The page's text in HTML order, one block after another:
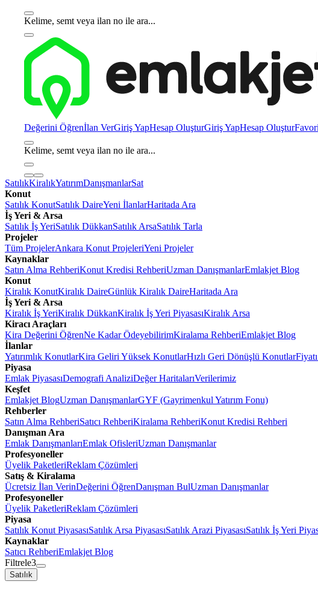
Kelime, semt veya ilan no ile ara...
Değerini Öğrenİlan VerGiriş YapHesap OluşturGiriş YapHesap Oluştur
Kelime, semt veya ilan no ile ara...
SatılıkKiralıkYatırımDanışmanlarSat
Konut
Satılık KonutSatılık DaireYeni İlanlarHaritada Ara
İş Yeri & Arsa
Satılık İş YeriSatılık DükkanSatılık ArsaSatılık Tarla
Projeler
Tüm ProjelerAnkara Konut ProjeleriYeni Projeler
Kaynaklar
Satın Alma RehberiKonut Kredisi RehberiUzman DanışmanlarEmlakjet Blog
Konut
Kiralık KonutKiralık DaireGünlük Kiralık DaireHaritada Ara
İş Yeri & Arsa
Kiralık İş YeriKiralık DükkanKiralık İş Yeri PiyasasıKiralık Arsa
Kiracı Araçları
Kira Değerini ÖğrenNe Kadar ÖdeyebilirimKiralama RehberiEmlakjet Blog
İlanlar
Yatırımlık KonutlarKira Geliri Yüksek KonutlarHızlı Geri Dönüşlü Konutlar
Piyasa
Emlak PiyasasıDemografi AnaliziDeğer HaritalarıVerilerimiz
Keşfet
Emlakjet BlogUzman DanışmanlarGYF (Gayrimenkul Yatırım Fonu)
Rehberler
Satın Alma RehberiSatıcı RehberiKiralama RehberiKonut Kredisi Rehberi
Danışman Ara
Emlak DanışmanlarıEmlak OfisleriUzman Danışmanlar
Profesyoneller
Üyelik PaketleriReklam Çözümleri
Satış & Kiralama
Ücretsiz İlan VerinDeğerini ÖğrenDanışman BulUzman Danışmanlar
Profesyoneller
Üyelik PaketleriReklam Çözümleri
Piyasa
Satılık Konut PiyasasıSatılık Arsa PiyasasıSatılık Arazi PiyasasıSatılık İş Yeri
Kaynaklar
Satıcı RehberiEmlakjet Blog
Filtrele3
Satılık